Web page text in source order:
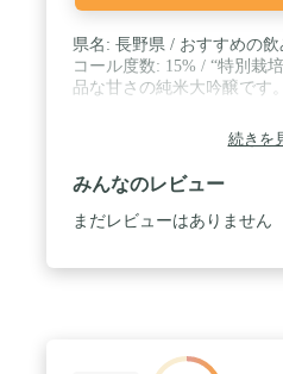
県名: 長野県 / おすすめの
コール度数: 15% / “特別栽
品な甘さの純米大吟醸です。
続きを
みんなのレビュー
まだレビューはありません